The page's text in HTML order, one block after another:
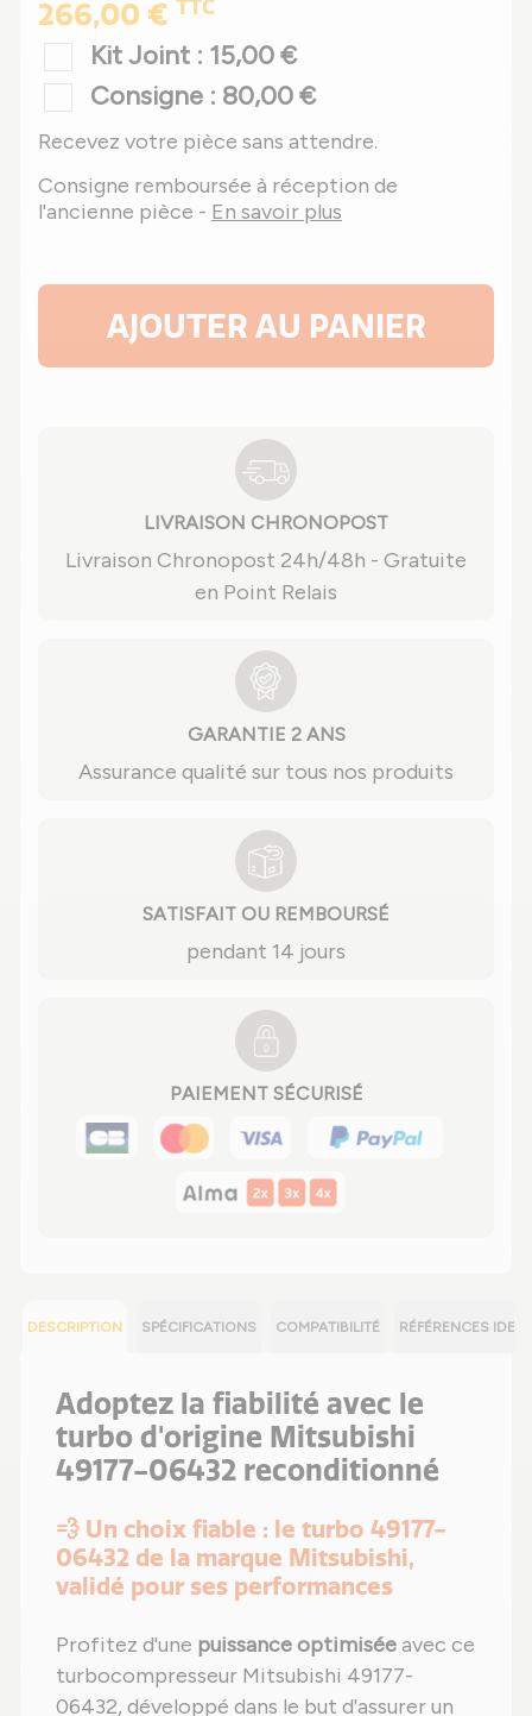
266,00 € TTC
Kit Joint : 15,00 €
Consigne : 80,00 €
Recevez votre pièce sans attendre.
Consigne remboursée à réception de
l'ancienne pièce - En savoir plus
AJOUTER AU PANIER
LIVRAISON CHRONOPOST
Livraison Chronopost 24h/48h - Gratuite
en Point Relais
GARANTIE 2 ANS
Assurance qualité sur tous nos produits
SATISFAIT OU REMBOURSÉ
pendant 14 jours
PAIEMENT SÉCURISÉ
DESCRIPTION SPÉCIFICATIONS COMPATIBILITÉ RÉFÉRENCES
Adoptez la fiabilité avec le
turbo d'origine Mitsubishi
49177-06432 reconditionné
💨 Un choix fiable : le turbo 49177-
06432 de la marque Mitsubishi,
validé pour ses performances
Profitez d'une puissance optimiséeavec ce
turbocompresseur Mitsubishi 49177-
06432, développé dans le but d'assurer un